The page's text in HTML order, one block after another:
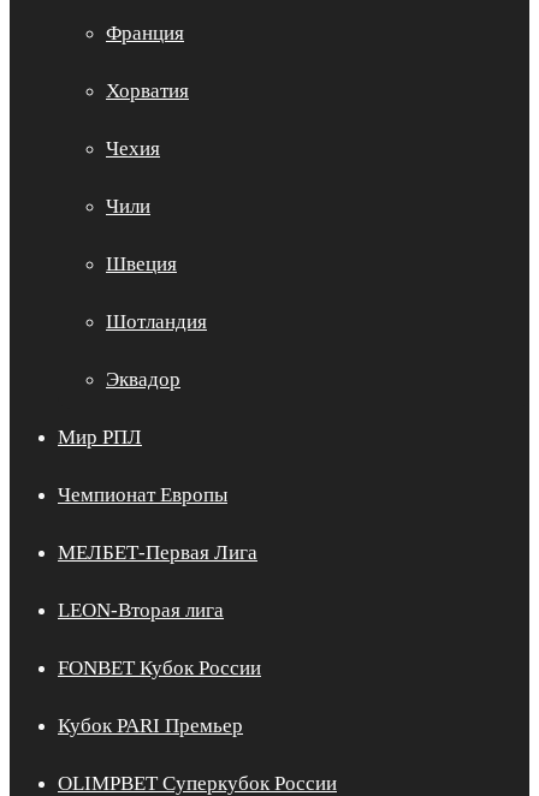
Франция
Хорватия
Чехия
Чили
Швеция
Шотландия
Эквадор
Мир РПЛ
Чемпионат Европы
МЕЛБЕТ-Первая Лига
LEON-Вторая лига
FONBET Кубок России
Кубок PARI Премьер
OLIMPBET Суперкубок России